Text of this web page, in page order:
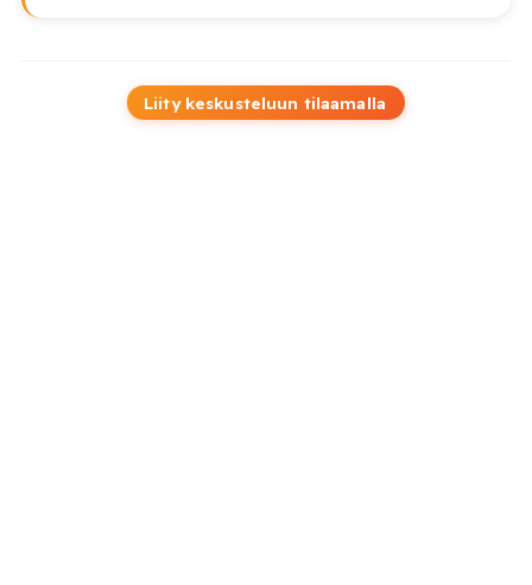
Liity keskusteluun tilaamalla